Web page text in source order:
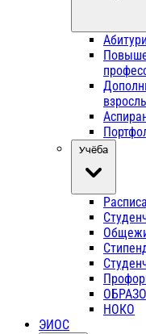
Учёба
НОКО
ЭИОС